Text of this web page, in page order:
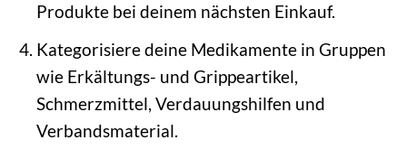
Produkte bei deinem nächsten Einkauf.
Kategorisiere deine Medikamente in Gruppen
wie Erkältungs- und Grippeartikel,
Schmerzmittel, Verdauungshilfen und
Verbandsmaterial.